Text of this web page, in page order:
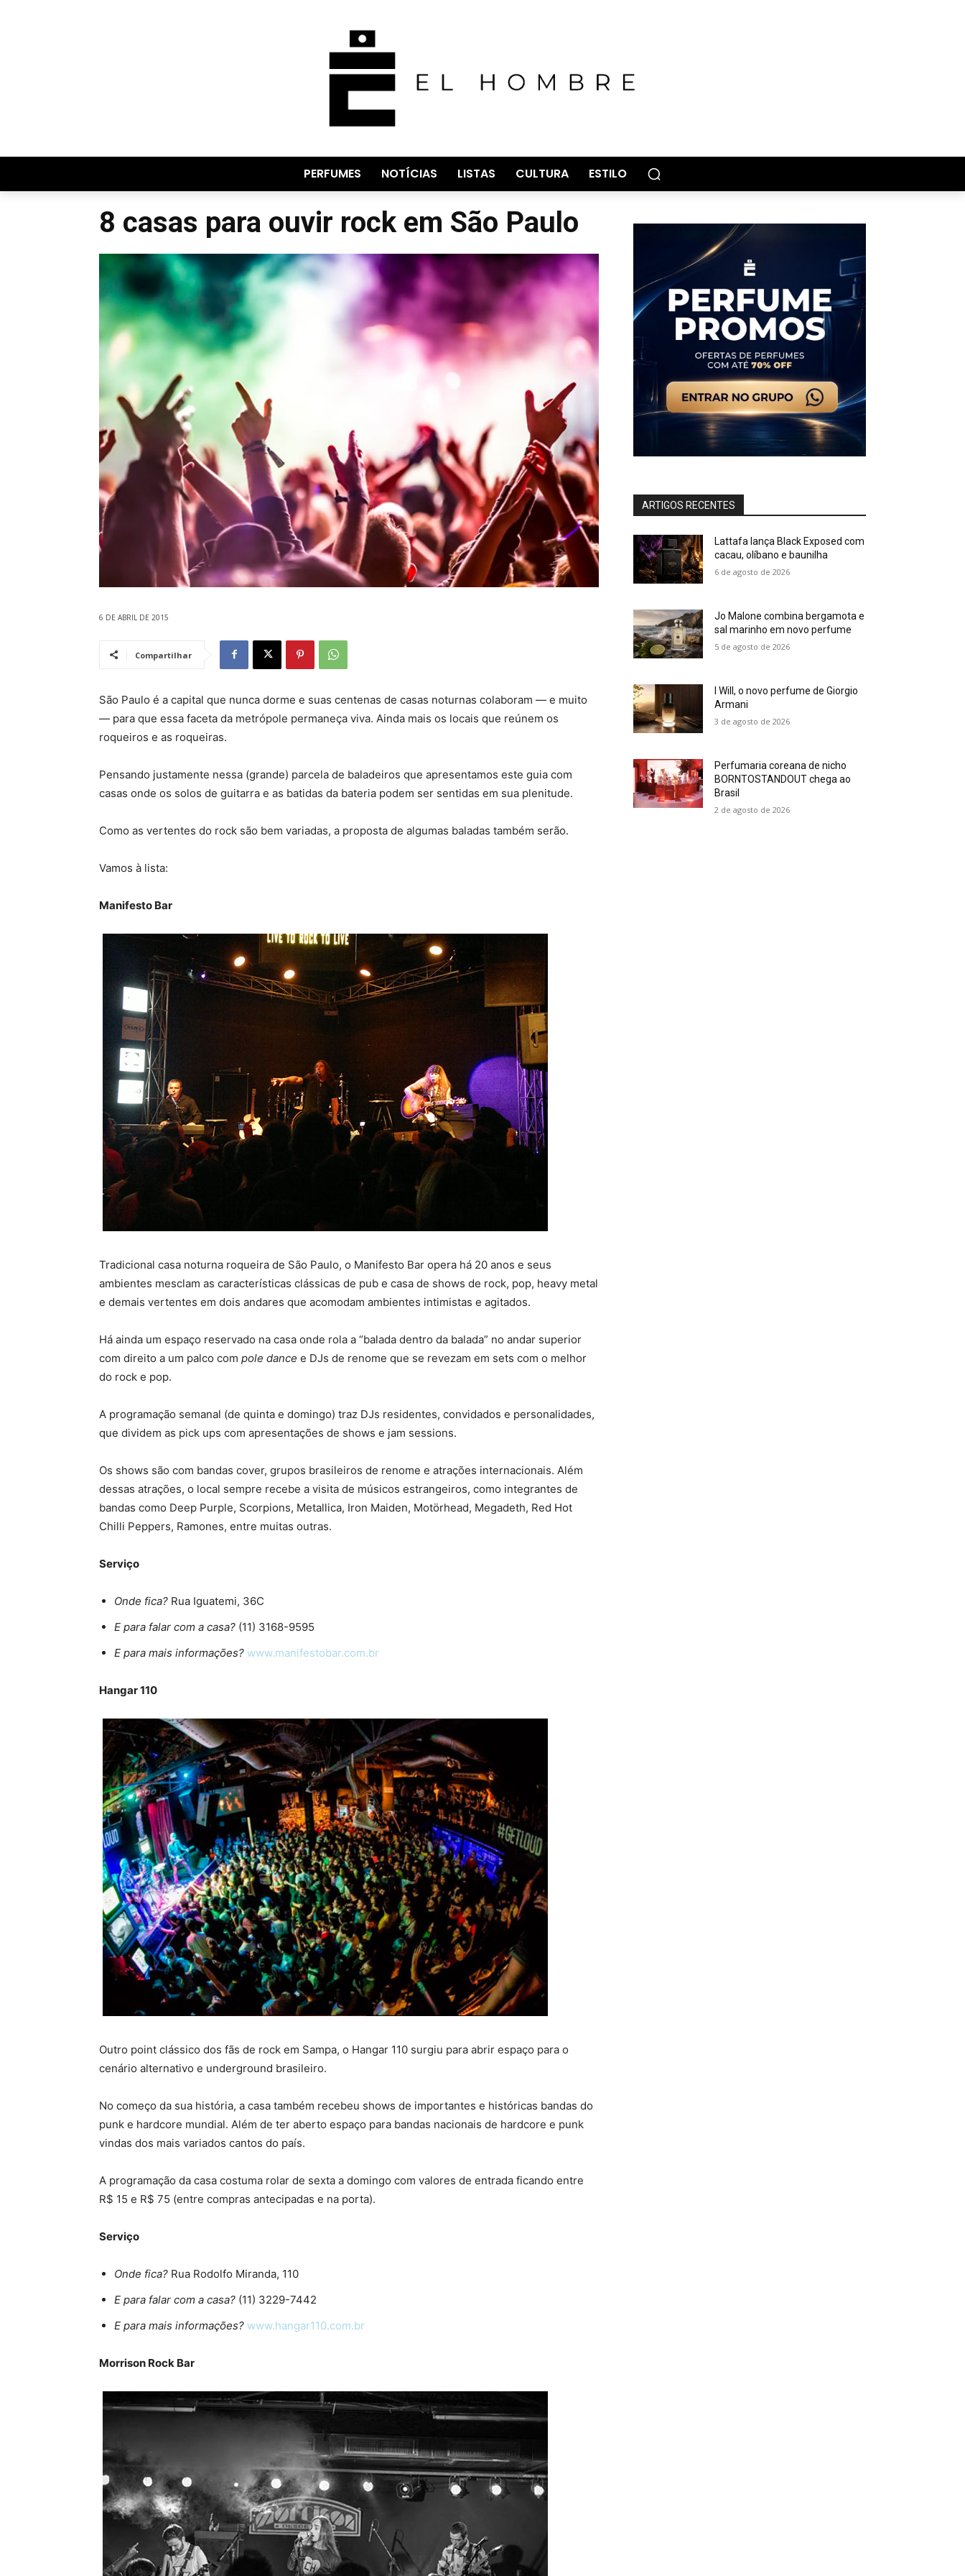
PERFUMES NOTÍCIAS LISTAS CULTURA ESTILO
8 casas para ouvir rock em São Paulo
6 DE ABRIL DE 2015
Compartilhar
São Paulo é a capital que nunca dorme e suas centenas de casas noturnas colaboram — e muito
— para que essa faceta da metrópole permaneça viva. Ainda mais os locais que reúnem os
roqueiros e as roqueiras.
Pensando justamente nessa (grande) parcela de baladeiros que apresentamos este guia com
casas onde os solos de guitarra e as batidas da bateria podem ser sentidas em sua plenitude.
Como as vertentes do rock são bem variadas, a proposta de algumas baladas também serão.
Vamos à lista:
Manifesto Bar
Tradicional casa noturna roqueira de São Paulo, o Manifesto Bar opera há 20 anos e seus
ambientes mesclam as características clássicas de pub e casa de shows de rock, pop, heavy metal
e demais vertentes em dois andares que acomodam ambientes intimistas e agitados.
Há ainda um espaço reservado na casa onde rola a “balada dentro da balada” no andar superior
com direito a um palco com pole dance e DJs de renome que se revezam em sets com o melhor
do rock e pop.
A programação semanal (de quinta e domingo) traz DJs residentes, convidados e personalidades,
que dividem as pick ups com apresentações de shows e jam sessions.
Os shows são com bandas cover, grupos brasileiros de renome e atrações internacionais. Além
dessas atrações, o local sempre recebe a visita de músicos estrangeiros, como integrantes de
bandas como Deep Purple, Scorpions, Metallica, Iron Maiden, Motörhead, Megadeth, Red Hot
Chilli Peppers, Ramones, entre muitas outras.
Serviço
Onde fica? Rua Iguatemi, 36C
E para falar com a casa? (11) 3168-9595
E para mais informações? www.manifestobar.com.br
Hangar 110
Outro point clássico dos fãs de rock em Sampa, o Hangar 110 surgiu para abrir espaço para o
cenário alternativo e underground brasileiro.
No começo da sua história, a casa também recebeu shows de importantes e históricas bandas do
punk e hardcore mundial. Além de ter aberto espaço para bandas nacionais de hardcore e punk
vindas dos mais variados cantos do país.
A programação da casa costuma rolar de sexta a domingo com valores de entrada ficando entre
R$ 15 e R$ 75 (entre compras antecipadas e na porta).
Serviço
Onde fica? Rua Rodolfo Miranda, 110
E para falar com a casa? (11) 3229-7442
E para mais informações? www.hangar110.com.br
Morrison Rock Bar
ARTIGOS RECENTES
Lattafa lança Black Exposed com
cacau, olíbano e baunilha
6 de agosto de 2026
Jo Malone combina bergamota e
sal marinho em novo perfume
5 de agosto de 2026
I Will, o novo perfume de Giorgio
Armani
3 de agosto de 2026
Perfumaria coreana de nicho
BORNTOSTANDOUT chega ao
Brasil
2 de agosto de 2026